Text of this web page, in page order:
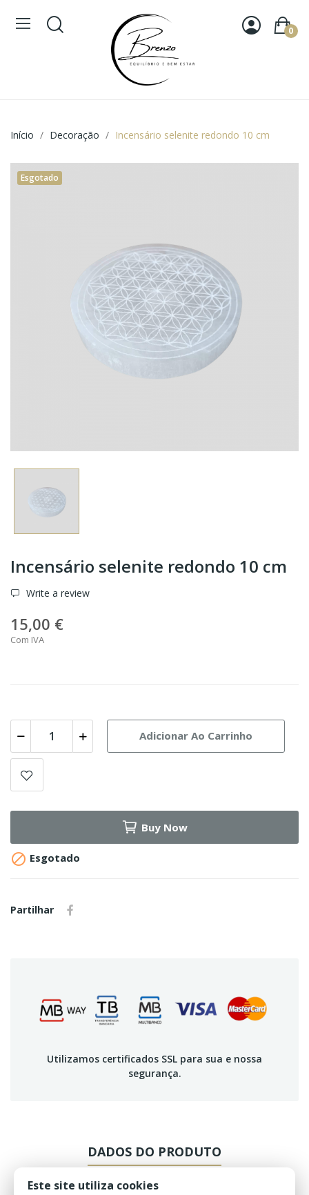
0
Início Decoração Incensário selenite redondo 10 cm
Esgotado
Incensário selenite redondo 10 cm
Write a review
15,00 €
Com IVA
Adicionar Ao Carrinho
Buy Now
 Esgotado
Partilhar
Utilizamos certificados SSL para sua e nossa
segurança.
DADOS DO PRODUTO
REVIEWS
Este site utiliza cookies